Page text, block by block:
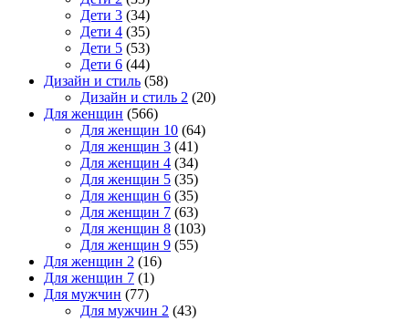
Дети 3 (34)
Дети 4 (35)
Дети 5 (53)
Дети 6 (44)
Дизайн и стиль (58)
Дизайн и стиль 2 (20)
Для женщин (566)
Для женщин 10 (64)
Для женщин 3 (41)
Для женщин 4 (34)
Для женщин 5 (35)
Для женщин 6 (35)
Для женщин 7 (63)
Для женщин 8 (103)
Для женщин 9 (55)
Для женщин 2 (16)
Для женщин 7 (1)
Для мужчин (77)
Для мужчин 2 (43)